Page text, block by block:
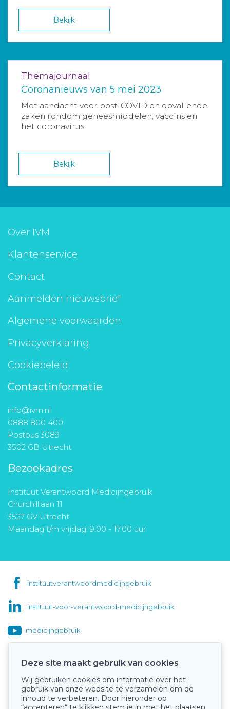
Bekijk
Themajournaal
Coronanieuws van 5 mei 2023
Met aandacht voor post-COVID en opvallende
zaken rondom geneesmiddelen, vaccins en
het coronavirus.
Bekijk
Over IVM
Klantenservice
Contact
Aanmelden nieuwsbrief
Algemene voorwaarden
Privacyverklaring
Cookiebeleid
Contactinformatie
info@ivm.nl
0888 800 400
Postbus 3089
3502 GB Utrecht
Bezoekadres
Instituut Verantwoord Medicijngebruik
Churchilllaan 11
3527 GV Utrecht
Maandag t/m vrijdag: 9.00 - 17.00 uur
instituutverantwoordmedicijngebruik
instituut-voor-verantwoord-medicijngebruik
medicijngebruik
Onze keurmerken
Deze site maakt gebruik van cookies
Wij gebruiken cookies om informatie over het
gebruik van onze website te verzamelen om de
inhoud te verbeteren. Door hieronder op